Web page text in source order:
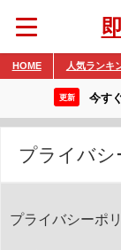
HOME 人気ランキ
更新 今す
プライバシ
プライバシーポ